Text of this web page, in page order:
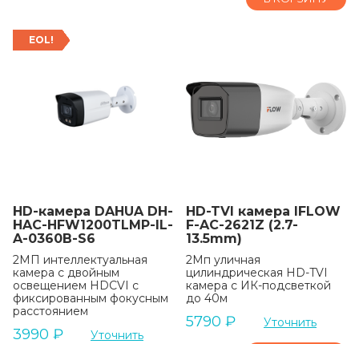
EOL!
HD-камера DAHUA DH-
HAC-HFW1200TLMP-IL-
A-0360B-S6
2МП интеллектуальная
камера с двойным
освещением HDCVI с
фиксированным фокусным
расстоянием
3990 ₽ Уточнить
HD-TVI камера IFLOW
F-AC-2621Z (2.7-
13.5mm)
2Мп уличная
цилиндрическая HD-TVI
камера с ИК-подсветкой
до 40м
5790 ₽ Уточнить